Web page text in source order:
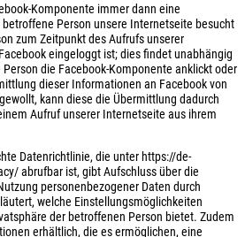
Komponente immer dann eine
Person unsere Internetseite besucht
zum Zeitpunkt des Aufrufs unserer
eingeloggt ist; dies findet unabhängig
die Facebook-Komponente anklickt oder
dieser Informationen an Facebook von
kann diese die Übermittlung dadurch
Aufruf unserer Internetseite aus ihrem
Datenrichtlinie, die unter https://de-
abrufbar ist, gibt Aufschluss über die
personenbezogener Daten durch
welche Einstellungsmöglichkeiten
der betroffenen Person bietet. Zudem
erhältlich, die es ermöglichen, eine